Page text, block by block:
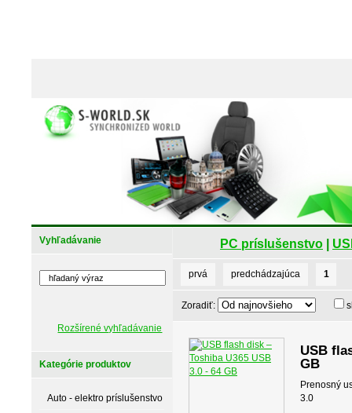
Vyhľadávanie
Rozšírené vyhľadávanie
Kategórie produktov
Auto - elektro príslušenstvo
PC príslušenstvo
prvá predchádzajúca 1
Zoradiť:
USB
GB
Prenosný
3.0